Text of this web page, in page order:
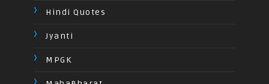
Hindi Quotes
Jyanti
MPGK